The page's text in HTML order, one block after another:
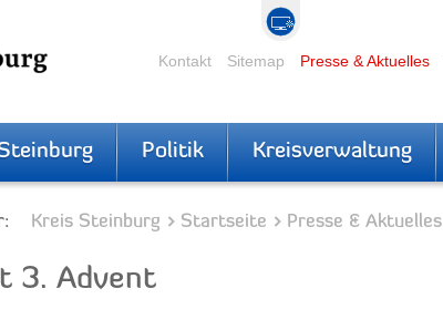
Kontakt Sitemap Presse & Aktuelles
Politik Kreisverwaltung
Kreis Steinburg Startseite Presse & Aktuelles
3. Advent